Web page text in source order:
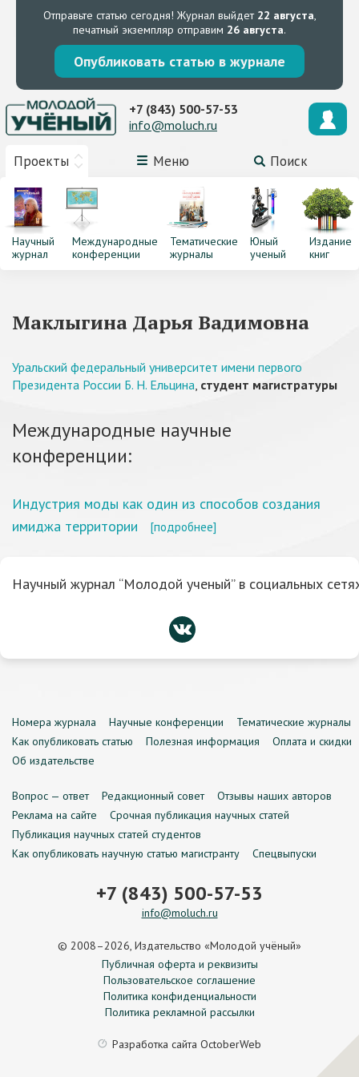
Отправьте статью сегодня! Журнал выйдет 22 августа,
печатный экземпляр отправим 26 августа.
Опубликовать статью в журнале
Проекты Меню Поиск
+7 (843) 500-57-53
info@moluch.ru
Научный
журнал
Международные
конференции
Тематические
журналы
Юный
ученый
Издание
книг
Маклыгина Дарья Вадимовна
Уральский федеральный университет имени первого
Президента России Б. Н. Ельцина, студент магистратуры
Международные научные
конференции:
Индустрия моды как один из способов создания
имиджа территории
[подробнее]
Научный журнал “Молодой ученый” в социальных
Номера журнала Научные конференции
Тематические журналы
Как опубликовать статью
Полезная информация
Оплата и скидки
Об издательстве
Вопрос — ответ Редакционный совет
Отзывы наших авторов
Реклама на сайте
Срочная публикация научных статей
Публикация научных статей студентов
Как опубликовать научную статью магистранту
Спецвыпуски
+7 (843) 500-57-53
info@moluch.ru
© 2008–2026, Издательство «Молодой учёный»
Публичная оферта и реквизиты
Пользовательское соглашение
Политика конфиденциальности
Политика рекламной рассылки
Разработка сайта OctoberWeb